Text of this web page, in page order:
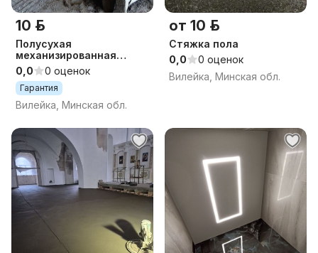
10 р.
Полусухая
механизированная
СТЯЖКА ПОЛА.
0,0 0 оценок
Гарантия
Вилейка, Минская обл.
от 10 р.
Стяжка пола
0,0
0 оценок
Вилейка, Минская обл.